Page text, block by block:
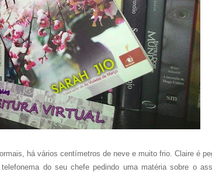
há vários centímetros de neve e muito frio. Claire é
do seu chefe pedindo uma matéria sobre o